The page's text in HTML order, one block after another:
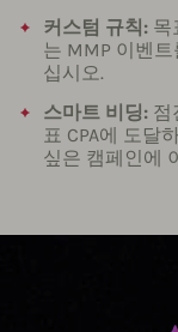
커스텀 규칙: 목
는 MMP 이벤
십시오.
스마트 비딩: 점
표 CPA에 도달
싶은 캠페인에